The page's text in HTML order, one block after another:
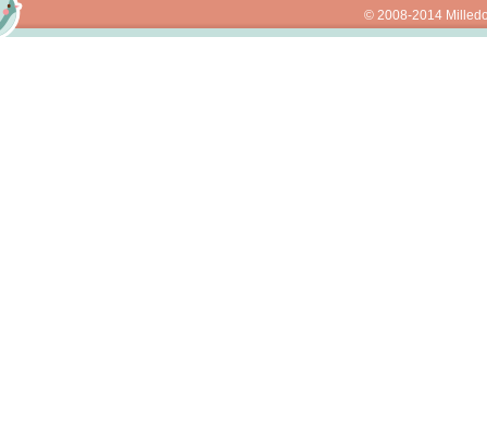
© 2008-2014